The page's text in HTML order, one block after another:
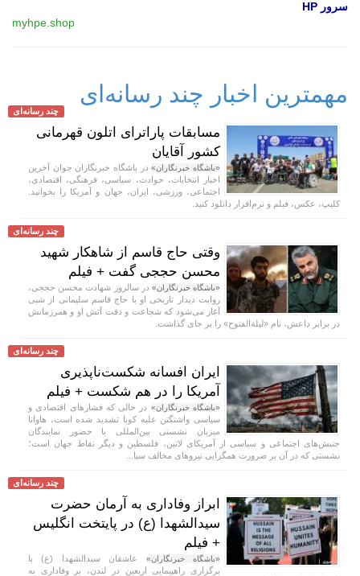
سرور HP
myhpe.shop
مهمترین اخبار چند رسانه‌ای
چند رسانه‌ای
مسابقات پاراترای اتلون قهرمانی
کشور آقایان
«باشگاه خبرنگاران»در باشگاه خبرنگاران جوان آخرین
اخبار انتخابات، حوادث، سیاسی، فرهنگی، اقتصادی،
اجتماعی، ورزشی، ایران، جهان و آمریکا را بخوانید.
کلیپ، عکس، فیلم و نرم‌افزار دانلود کنید.
چند رسانه‌ای
وقتی حاج قاسم از شاهکار شهید
محسن حججی گفت + فیلم
«باشگاه خبرنگاران» در سالروز شهادت محسن حججی،
روایت دیدار تاریخی او با حاج قاسم سلیمانی از شبی
آغاز می‌شود که شجاعت و دقت آتش او و همرزمانش
در برابر داعش، نام «لیلة‌الفتوح» را بر جای گذاشت.
چند رسانه‌ای
ایران افسانه شکست‌ناپذیری
آمریکا را در هم شکست + فیلم
«باشگاه خبرنگاران» در حالی که فشار‌های اقتصادی و
سیاسی واشنگتن علیه کوبا تشدید شده است، هاوانا
میزبان نشستی بین‌المللی با حضور نمایندگان
جنبش‌های اجتماعی و سیاسی از آمریکای لاتین، فلسطین و دیگر نقاط جهان است؛
نشستی که در آن بر ضرورت همگرایی نیرو‌های مخالف سیا...
چند رسانه‌ای
ابراز وفاداری به آرمان حضرت
سیدالشهدا (ع) در پایتخت انگلیس
+ فیلم
«باشگاه خبرنگاران» عاشقان سیدالشهدا (ع) با
برگزاری راهپیمایی اربعین در لندن، بر وفاداری به